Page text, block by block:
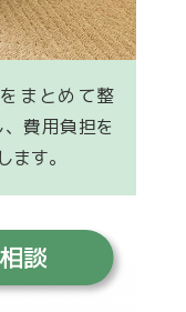
まとめて整
費用負担を
す。
談